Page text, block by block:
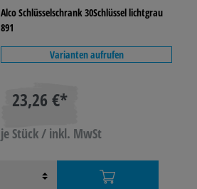
Alco Schlüsselschrank 30Schlüssel lichtgrau
891
Varianten aufrufen
23,26 €*
je Stück / inkl. MwSt